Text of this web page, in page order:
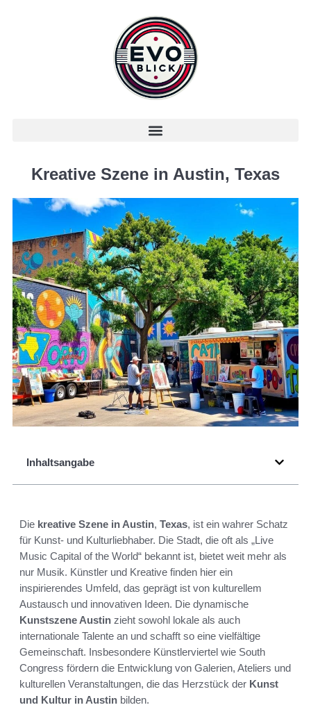
Kreative Szene in Austin, Texas
Inhaltsangabe
Die kreative Szene in Austin, Texas, ist ein wahrer Schatz
für Kunst- und Kulturliebhaber. Die Stadt, die oft als „Live
Music Capital of the World“ bekannt ist, bietet weit mehr als
nur Musik. Künstler und Kreative finden hier ein
inspirierendes Umfeld, das geprägt ist von kulturellem
Austausch und innovativen Ideen. Die dynamische
Kunstszene Austin zieht sowohl lokale als auch
internationale Talente an und schafft so eine vielfältige
Gemeinschaft. Insbesondere Künstlerviertel wie South
Congress fördern die Entwicklung von Galerien, Ateliers und
kulturellen Veranstaltungen, die das Herzstück der Kunst
und Kultur in Austin bilden.